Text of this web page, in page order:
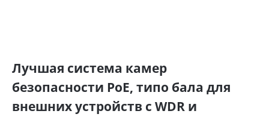
Лучшая система камер
безопасности PoE, типо бала для
внешних устройств с WDR и